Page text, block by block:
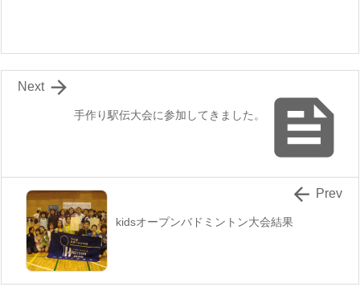

手作り駅伝大会に参加してきました。

Next
kidsオープンバドミントン大会結果
 Prev